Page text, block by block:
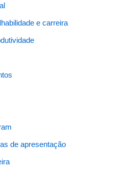
e carreira
de apresentação